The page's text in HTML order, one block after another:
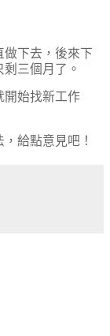
做下去，後來下
三個月了。
開始找新工作
給點意見吧！